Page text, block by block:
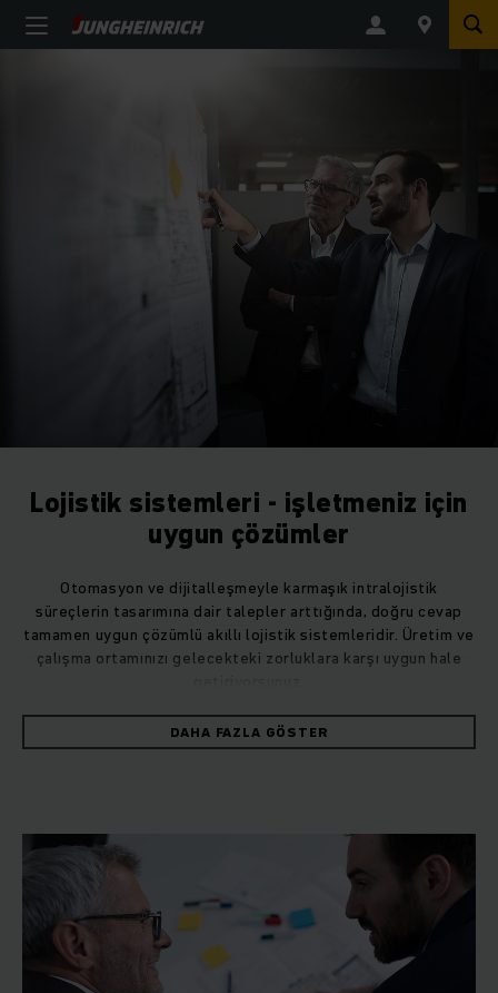
Lojistik sistemleri - işletmeniz için
uygun çözümler
Otomasyon ve dijitalleşmeyle karmaşık intralojistik
süreçlerin tasarımına dair talepler arttığında, doğru cevap
tamamen uygun çözümlü akıllı lojistik sistemleridir. Üretim ve
çalışma ortamınızı gelecekteki zorluklara karşı uygun hale
DAHA FAZLA GÖSTER